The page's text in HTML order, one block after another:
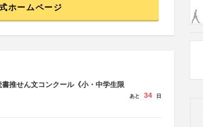
ホームページ
推せん文コンクール《小・中学生限
あと 34 日